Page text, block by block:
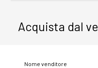
Acquista dal
Nome venditore